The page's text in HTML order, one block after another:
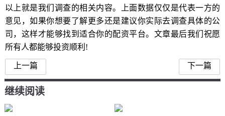
以上就是我们调查的相关内容。上面数据仅仅是代表一方的
意见，如果你想要了解更多还是建议你实际去调查具体的公
司，这样才能够找到适合你的配资平台。文章最后我们祝愿
所有人都能够投资顺利!
上一篇 下一篇
继续阅读